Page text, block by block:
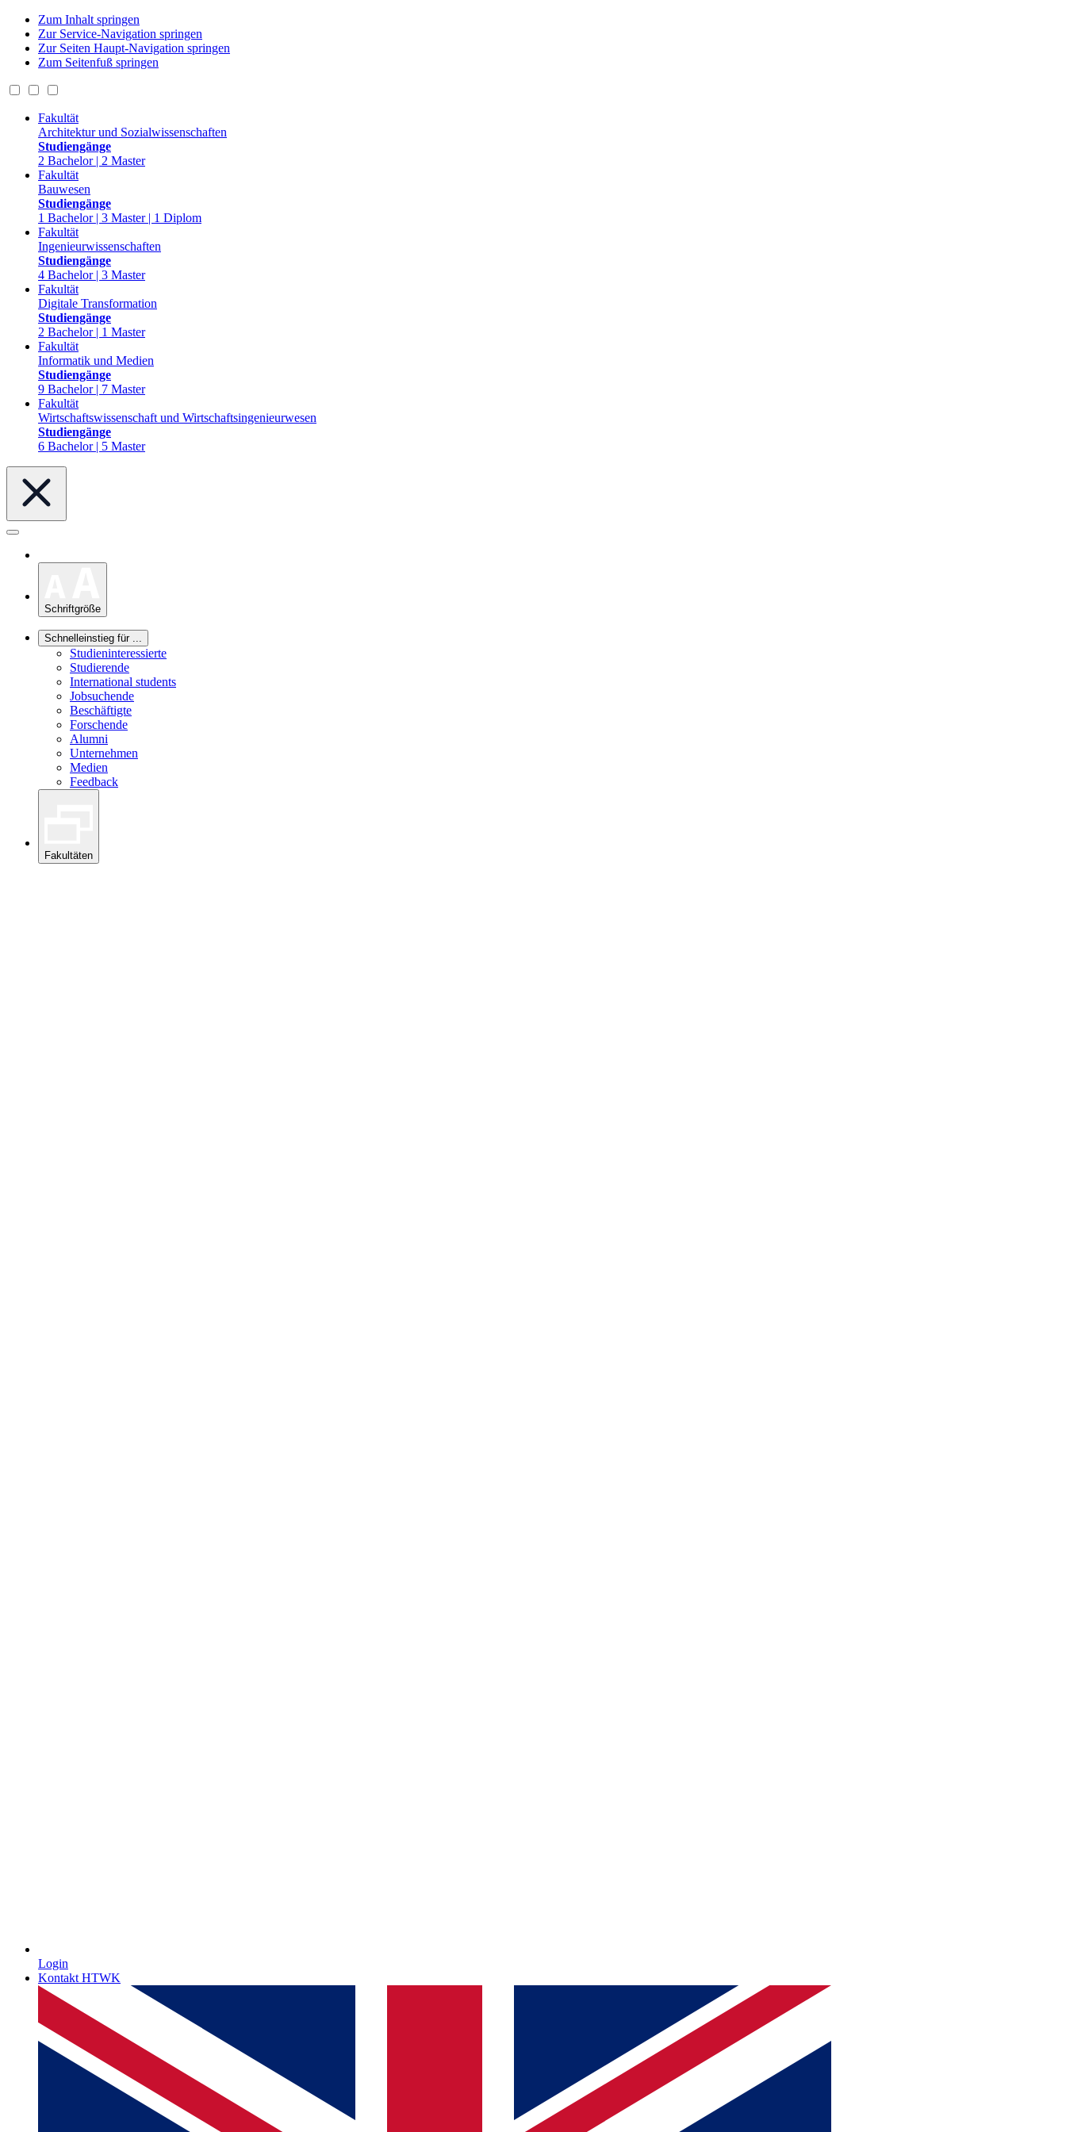
Zum Inhalt springen
Zur Service-Navigation springen
Zur Seiten Haupt-Navigation springen
Zum Seitenfuß springen
Fakultät
Architektur und Sozialwissenschaften
Studiengänge
2 Bachelor | 2 Master
Fakultät
Bauwesen
Studiengänge
1 Bachelor | 3 Master | 1 Diplom
Fakultät
Ingenieurwissenschaften
Studiengänge
4 Bachelor | 3 Master
Fakultät
Digitale Transformation
Studiengänge
2 Bachelor | 1 Master
Fakultät
Informatik und Medien
Studiengänge
9 Bachelor | 7 Master
Fakultät
Wirtschaftswissenschaft und Wirtschaftsingenieurwesen
Studiengänge
6 Bachelor | 5 Master
Schriftgröße
Schnelleinstieg für ...
Studieninteressierte
Studierende
International students
Jobsuchende
Beschäftigte
Forschende
Alumni
Unternehmen
Medien
Feedback
Fakultäten
Login
Kontakt HTWK